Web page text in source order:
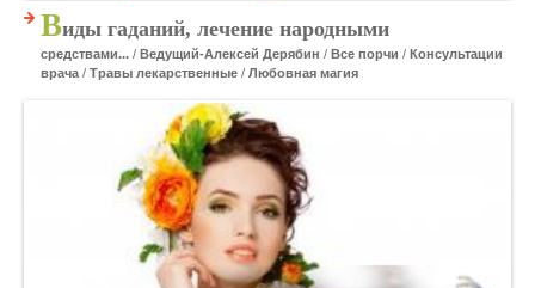
Виды гаданий, лечение народными
средствами... / Ведущий-Алексей Дерябин / Все порчи / Консультации
врача / Травы лекарственные / Любовная магия